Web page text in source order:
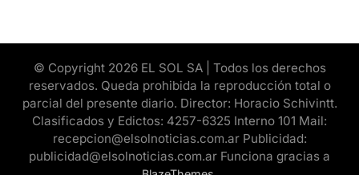
© Copyright 2026 EL SOL SA | Todos los derechos
reservados. Queda prohibida la reproducción total o
parcial del presente diario. Director: Horacio Schivintt.
Clasificados y Edictos: 4257-6325 Interno 101 Mail:
recepcion@elsolnoticias.com.ar Publicidad:
publicidad@elsolnoticias.com.ar Funciona gracias a